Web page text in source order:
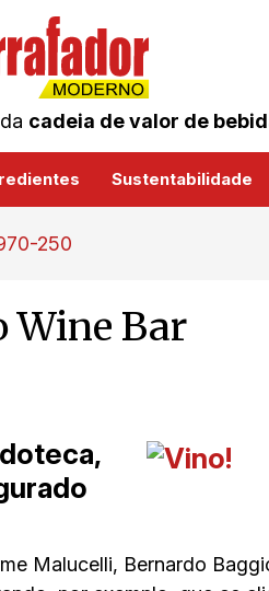
cadeia de valor de
Sustentabilidade
Wine Bar
Malucelli, Bernardo